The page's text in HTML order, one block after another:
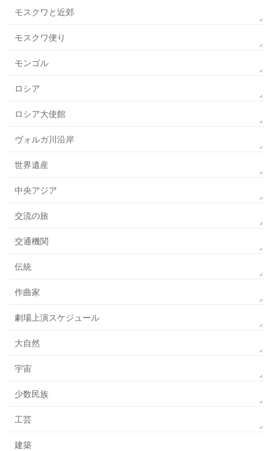
モスクワと近郊
モスクワ便り
モンゴル
ロシア
ロシア大使館
ヴォルガ川沿岸
世界遺産
中央アジア
交流の旅
交通機関
伝統
作曲家
劇場上演スケジュール
大自然
宇宙
少数民族
工芸
建築